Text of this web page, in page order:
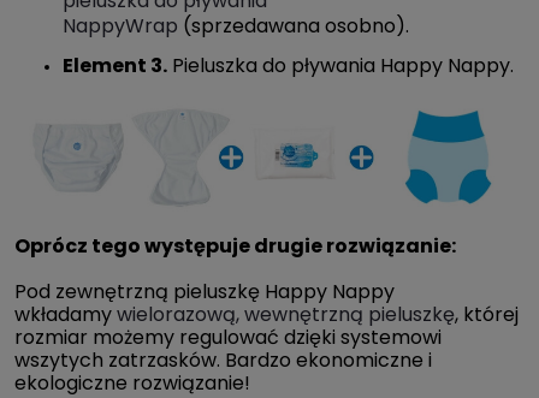
NappyWrap (sprzedawana osobno).
Element 3. Pieluszka do pływania Happy Nappy.
Oprócz tego występuje drugie rozwiązanie:
Pod zewnętrzną pieluszkę Happy Nappy
wkładamywielorazową, wewnętrzną pieluszkę, której
rozmiar możemy regulować dzięki systemowi
wszytych zatrzasków. Bardzo ekonomiczne i
ekologiczne rozwiązanie!